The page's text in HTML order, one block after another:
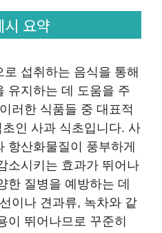
요약
섭취하는 음식을 통해
유지하는 데 도움을 주
러한 식품들 중 대표적
인 사과 식초입니다. 사
항산화물질이 풍부하게
소시키는 효과가 뛰어나
한 질병을 예방하는 데
이나 견과류, 녹차와 같
이 뛰어나므로 꾸준히